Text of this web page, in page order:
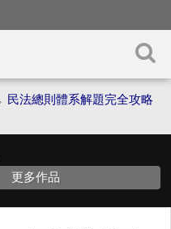
民法總則體系解題完全攻略
更多作品